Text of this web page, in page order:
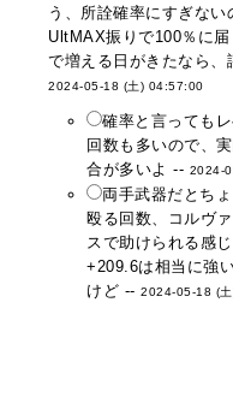
う、所詮確率にすぎな
UltMAX振りで100％に
で増える日がきたなら
2024-05-18 (土) 04:57:00
確率と言っても
回数も多いので、
合が多いよ -- 2024-
両手武器だとち
殴る回数、コルヴ
スで助けられる感
+209.6は相当に強
けど --2024-05-18 (